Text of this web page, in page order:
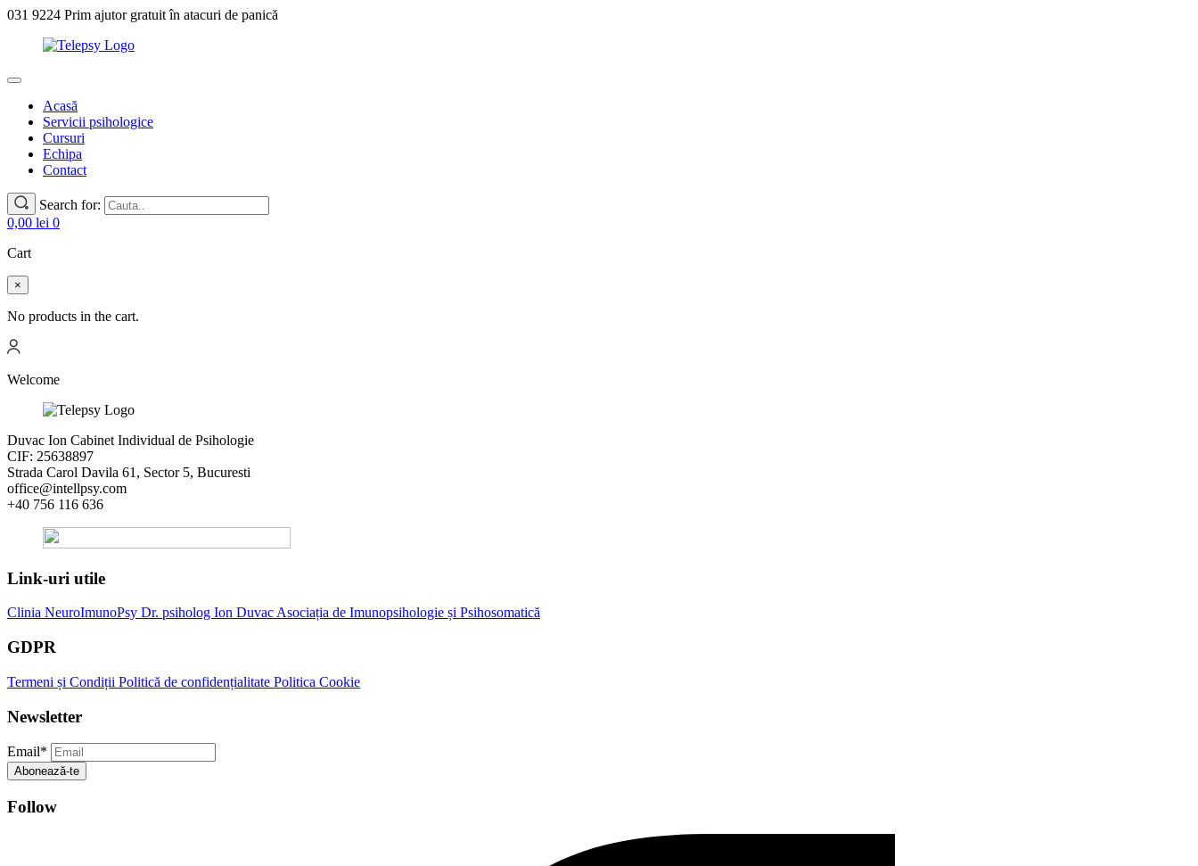
031 9224 Prim ajutor gratuit în atacuri de panică
Acasă
Servicii psihologice
Cursuri
Echipa
Contact
Search for:
0,00 lei 0
Cart
×
No products in the cart.
Welcome
Duvac Ion Cabinet Individual de Psihologie
CIF: 25638897
Strada Carol Davila 61, Sector 5, Bucuresti
office@intellpsy.com
+40 756 116 636
Link-uri utile
Clinia NeuroImunoPsy Dr. psiholog Ion DuvacAsociația de Imunopsihologie și Psihosomatică
GDPR
Termeni și Condiții Politică de confidențialitate Politica Cookie
Newsletter
Email*
Abonează-te
Follow